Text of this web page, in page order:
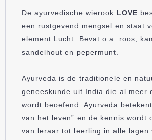
De ayurvedische wierook LOVE
een rustgevend mengsel en staat
element Lucht. Bevat o.a. roos,
sandelhout en pepermunt.
Ayurveda is de traditionele en
geneeskunde uit India die al meer
wordt beoefend. Ayurveda
van het leven” en de kennis wordt
van leraar tot leerling in alle lagen